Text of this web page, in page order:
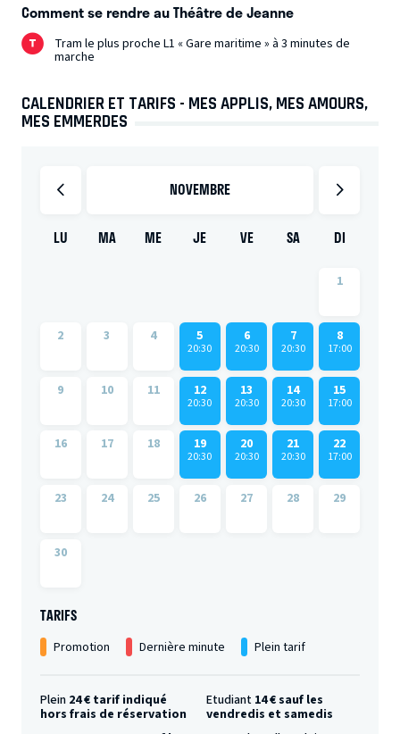
Comment se rendre au Théâtre de Jeanne
Tram le plus proche L1 « Gare maritime » à 3 minutes de
marche
CALENDRIER ET TARIFS - MES APPLIS, MES AMOURS,
MES EMMERDES
NOVEMBRE
LU MA ME JE VE SA DI
1
2 3 4 5
20:30
6
20:30
7
20:30
8
17:00
9 10 11 12
20:30
13
20:30
14
20:30
15
17:00
16 17 18 19
20:30
20
20:30
21
20:30
22
17:00
23 24 25 26 27 28 29
30
TARIFS
Promotion Dernière minute Plein tarif
Plein 24 € tarif indiqué
hors frais de réservation
Etudiant 14 € sauf les
vendredis et samedis